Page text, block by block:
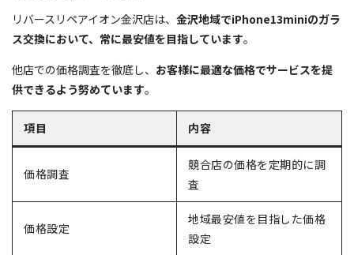
リバースリペアイオン金沢店は、 金沢地域でiPhone13miniのガラ
ス交換において、常に最安値を目指しています。
他店での価格調査を徹底し、 お客様に最適な価格でサービスを提
供できるよう努めています。
項目 内容
価格調査
競合店の価格を定期的に調
査
価格設定
地域最安値を目指した価格
設定